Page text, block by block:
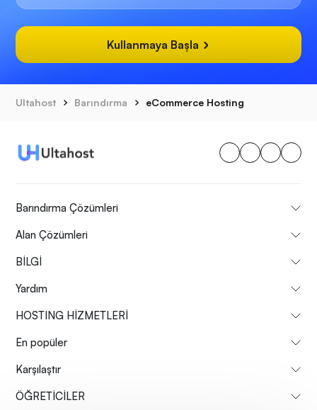
Kullanmaya Başla
Ultahost Barındırma eCommerce Hosting
Barındırma Çözümleri
Alan Çözümleri
BİLGİ
Yardım
HOSTING HİZMETLERİ
En popüler
Karşılaştır
ÖĞRETİCİLER